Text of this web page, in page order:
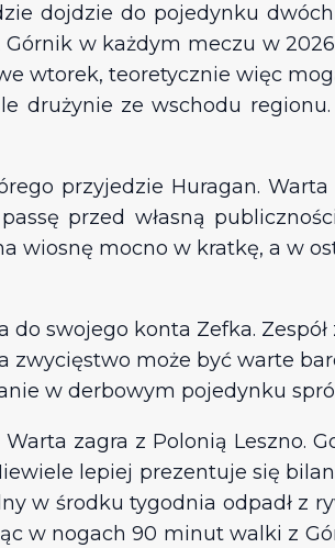
dojdzie do pojedynku
w każdym meczu w
wtorek, teoretycznie więc
drużynie ze wschodu
przyjedzie Huragan.
przed własną
wiosnę mocno w kratkę, a w
swojego konta Zefka.
może być warte
w derbowym pojedynku
zagra z Polonią Leszno.
lepiej prezentuje się
w środku tygodnia odpadł z
w nogach 90 minut walki z